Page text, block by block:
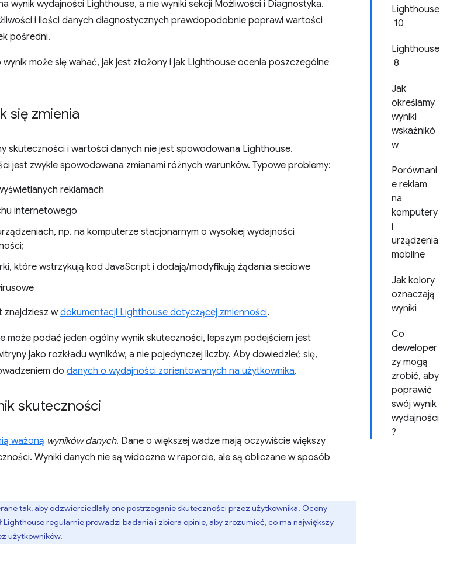
Lighthouse
10
Lighthouse
8
Jak
określamy
wyniki
wskaźnikó
w
Porównani
e reklam
na
komputery
i
urządzenia
mobilne
Jak kolory
oznaczają
wyniki
Co
deweloper
zy mogą
zrobić, aby
poprawić
swój wynik
wydajności
?
wynik wydajności Lighthouse, a nie wyniki sekcji Możliwości i Diagnostyka.
i ilości danych diagnostycznych prawdopodobnie poprawi wartości
pośredni.
wynik może się wahać, jak jest złożony i jak Lighthouse ocenia poszczególne
się zmienia
skuteczności i wartości danych nie jest spowodowana Lighthouse.
jest zwykle spowodowana zmianami różnych warunków. Typowe problemy:
reklamach
internetowego
np. na komputerze stacjonarnym o wysokiej wydajności
które wstrzykują kod JavaScript i dodają/modyfikują żądania sieciowe
znajdziesz wdokumentacji Lighthouse dotyczącej zmienności.
może podać jeden ogólny wynik skuteczności, lepszym podejściem jest
jako rozkładu wyników, a nie pojedynczej liczby. Aby dowiedzieć się,
do danych o wydajności zorientowanych na użytkownika.
skuteczności
ważoną wyników danych. Dane o większej wadze mają oczywiście większy
Wyniki danych nie są widoczne w raporcie, ale są obliczane w sposób
tak, aby odzwierciedlały one postrzeganie skuteczności przez użytkownika. Oceny
Lighthouse regularnie prowadzi badania i zbiera opinie, aby zrozumieć, co ma największy
użytkowników.